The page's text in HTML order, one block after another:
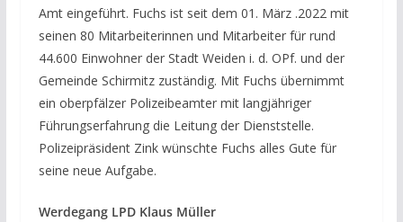
Amt eingeführt. Fuchs ist seit dem 01. März .2022 mit
seinen 80 Mitarbeiterinnen und Mitarbeiter für rund
44.600 Einwohner der Stadt Weiden i. d. OPf. und der
Gemeinde Schirmitz zuständig. Mit Fuchs übernimmt
ein oberpfälzer Polizeibeamter mit langjähriger
Führungserfahrung die Leitung der Dienststelle.
Polizeipräsident Zink wünschte Fuchs alles Gute für
seine neue Aufgabe.
Werdegang LPD Klaus Müller